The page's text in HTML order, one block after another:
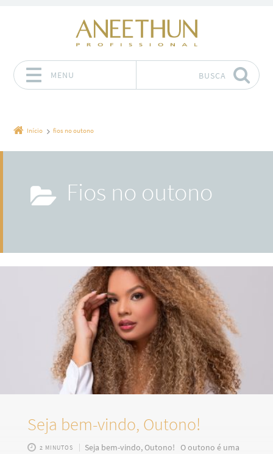
MENU BUSCA
Início fios no outono
fios no outono
Seja bem-vindo, Outono!
2 MINUTOS
Seja bem-vindo, Outono! O outono é uma